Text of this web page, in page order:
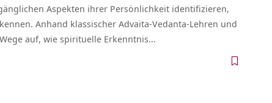
Aspekten ihrer Persönlichkeit identifizieren,
Anhand klassischer Advaita-Vedanta-Lehren und
auf, wie spirituelle Erkenntnis…